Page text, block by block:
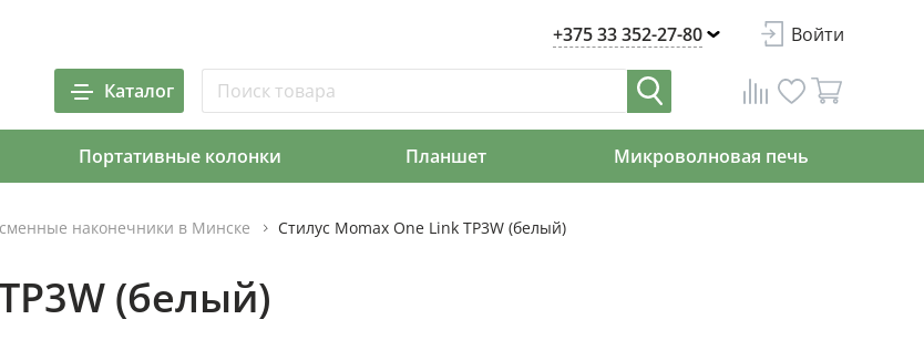
+375 33 352-27-80 Войти
Каталог
Портативные колонки Планшет Микроволновая печь
наконечники в Минске Стилус Momax One Link TP3W (белый)
(белый)